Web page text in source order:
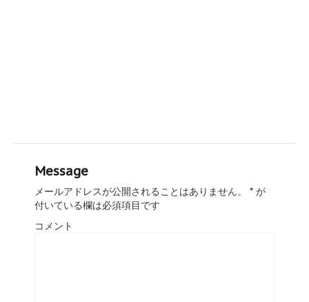
Message
メールアドレスが公開されることはありません。 * が
付いている欄は必須項目です
コメント